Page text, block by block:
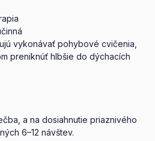
vykonávať pohybové cvičenia,
preniknúť hlbšie do dýchacích
a na dosiahnutie priaznivého
6–12 návštev.